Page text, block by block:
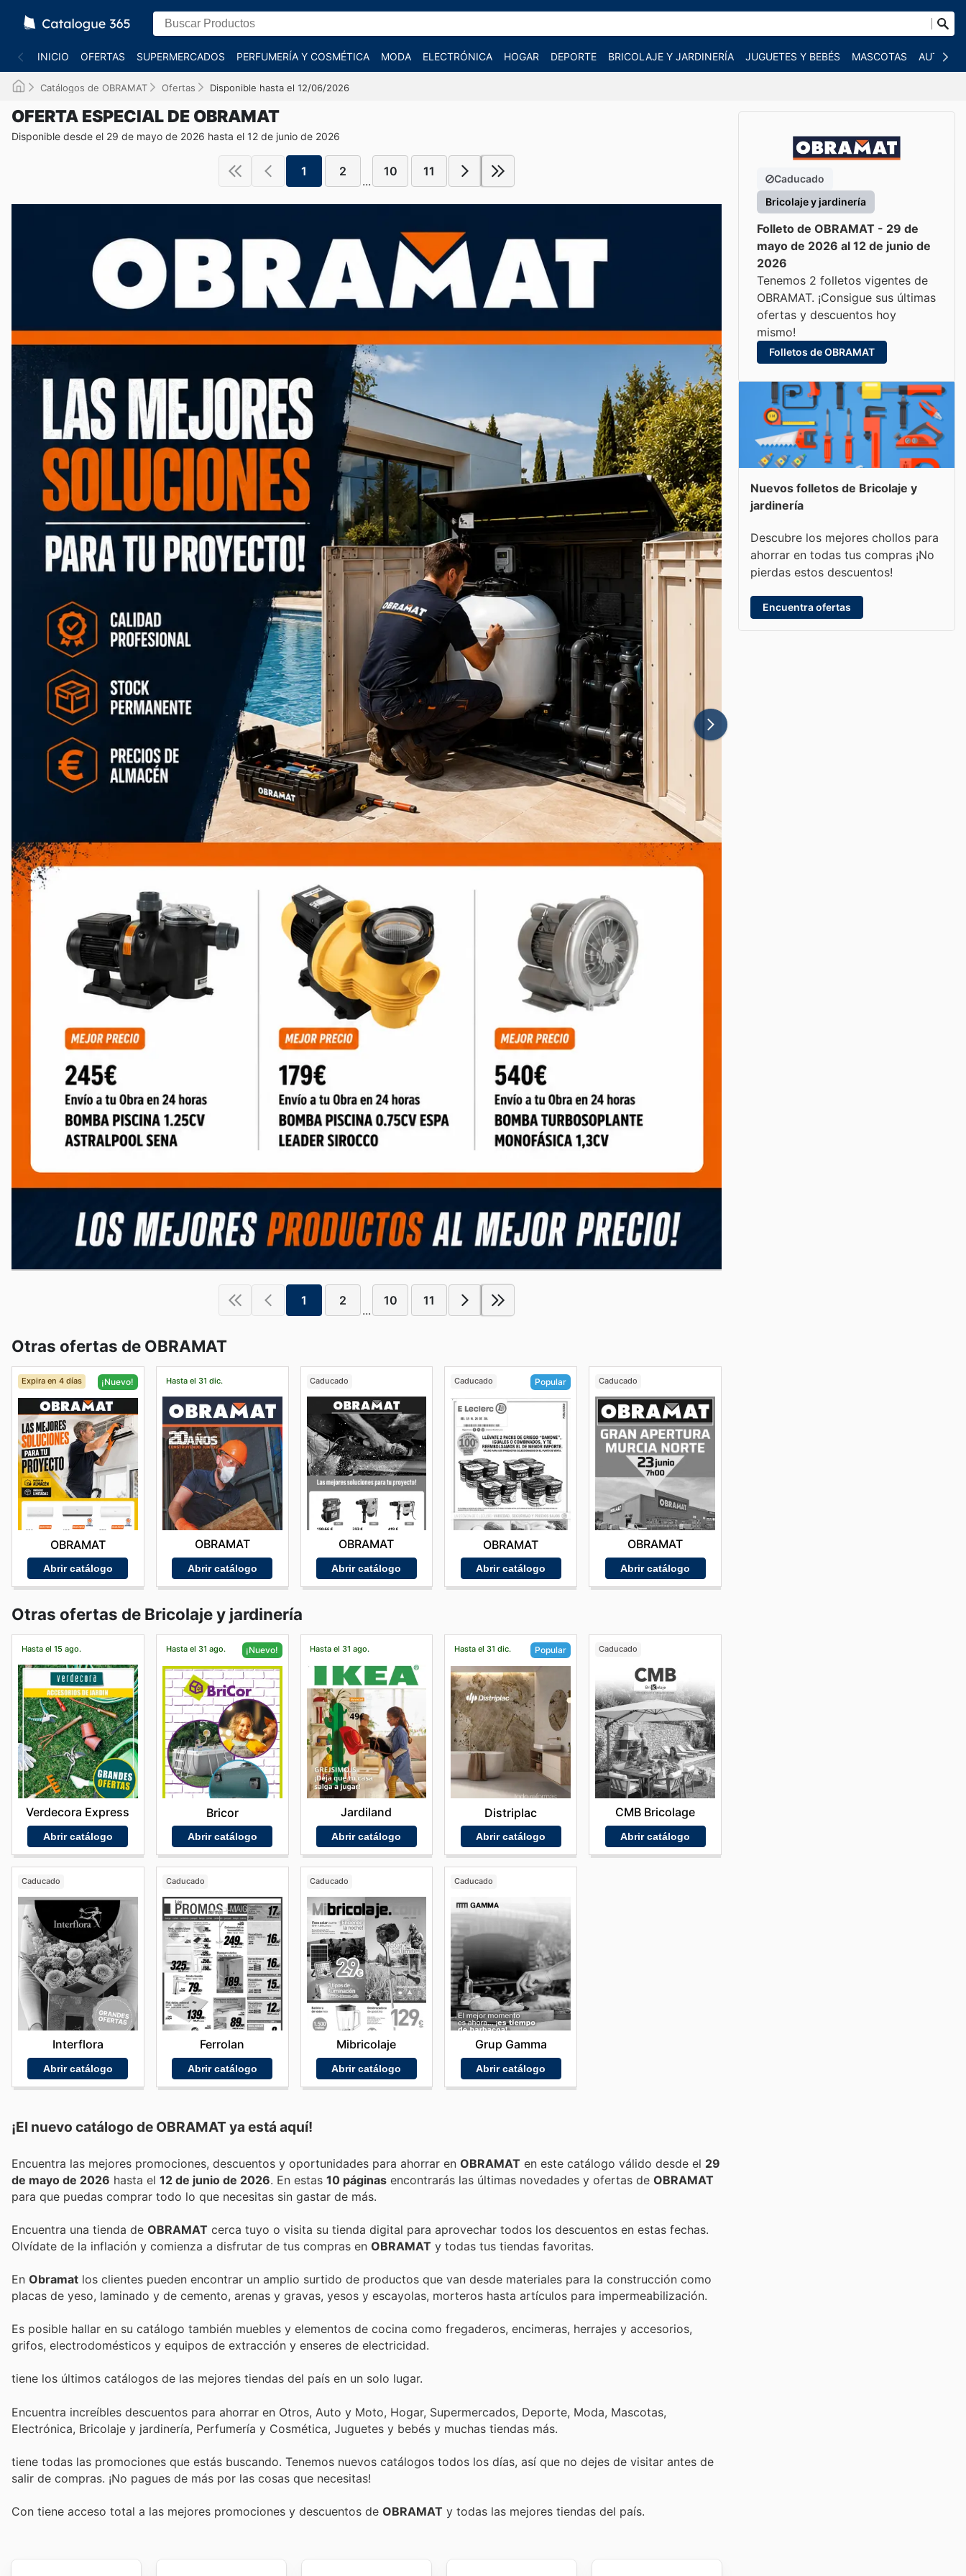
INICIO OFERTAS SUPERMERCADOS PERFUMERÍA Y COSMÉTICA MODA ELECTRÓNICA HOGAR DEPORTE BRICOLAJE Y JARDINERÍA JUGUETES Y BEBÉS MASCOTAS AUTO Y
Catálogos de OBRAMAT Ofertas Disponible hasta el 12/06/2026
OFERTA ESPECIAL DE OBRAMAT
Disponible desde el 29 de mayo de 2026 hasta el 12 de junio de 2026
1 2
...
10 11
1 2
...
10 11
Otras ofertas de OBRAMAT
Expira en 4 días ¡Nuevo!
OBRAMAT
Abrir catálogo
Hasta el 31 dic.
OBRAMAT
Abrir catálogo
Caducado
OBRAMAT
Abrir catálogo
Caducado Popular
OBRAMAT
Abrir catálogo
Caducado
OBRAMAT
Abrir catálogo
Otras ofertas de Bricolaje y jardinería
Hasta el 15 ago.
Verdecora Express
Abrir catálogo
Hasta el 31 ago. ¡Nuevo!
Bricor
Abrir catálogo
Hasta el 31 ago.
Jardiland
Abrir catálogo
Hasta el 31 dic. Popular
Distriplac
Abrir catálogo
Caducado
CMB Bricolage
Abrir catálogo
Caducado
Interflora
Abrir catálogo
Caducado
Ferrolan
Abrir catálogo
Caducado
Mibricolaje
Abrir catálogo
Caducado
Grup Gamma
Abrir catálogo
¡El nuevo catálogo de OBRAMATya está aquí!
Encuentra las mejores promociones, descuentos y oportunidades para ahorrar en OBRAMAT en este catálogo válido desde el 29
de mayo de 2026 hasta el 12 de junio de 2026 . En estas 10 páginas encontrarás las últimas novedades y ofertas de OBRAMAT
para que puedas comprar todo lo que necesitas sin gastar de más.
Encuentra una tienda de OBRAMAT cerca tuyo o visita su tienda digital para aprovechar todos los descuentos en estas fechas.
Olvídate de la inflación y comienza a disfrutar de tus compras en OBRAMAT y todas tus tiendas favoritas.
En Obramat los clientes pueden encontrar un amplio surtido de productos que van desde materiales para la construcción como
placas de yeso, laminado y de cemento, arenas y gravas, yesos y escayolas, morteros hasta artículos para impermeabilización.
Es posible hallar en su catálogo también muebles y elementos de cocina como fregaderos, encimeras, herrajes y accesorios,
grifos, electrodomésticos y equipos de extracción y enseres de electricidad.
tiene los últimos catálogos de las mejores tiendas del país en un solo lugar.
Encuentra increíbles descuentos para ahorrar en Otros, Auto y Moto, Hogar, Supermercados, Deporte, Moda, Mascotas,
Electrónica, Bricolaje y jardinería, Perfumería y Cosmética, Juguetes y bebés y muchas tiendas más.
tiene todas las promociones que estás buscando. Tenemos nuevos catálogos todos los días, así que no dejes de visitar antes de
salir de compras. ¡No pagues de más por las cosas que necesitas!
Con tiene acceso total a las mejores promociones y descuentos de OBRAMAT y todas las mejores tiendas del país.
Caducado
Bricolaje y jardinería
Folleto de OBRAMAT - 29 de
mayo de 2026 al 12 de junio de
2026
Tenemos 2 folletos vigentes de
OBRAMAT. ¡Consigue sus últimas
ofertas y descuentos hoy
mismo!
Folletos de OBRAMAT
Nuevos folletos de Bricolaje y
jardinería
Descubre los mejores chollos para
ahorrar en todas tus compras ¡No
pierdas estos descuentos!
Encuentra ofertas